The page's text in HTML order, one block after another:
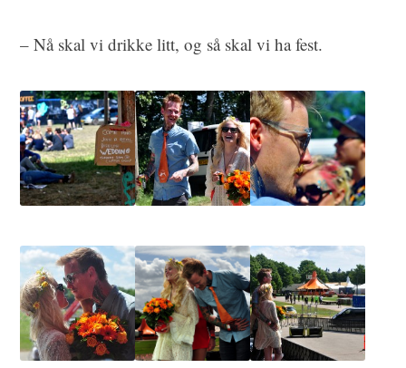
– Nå skal vi drikke litt, og så skal vi ha fest.